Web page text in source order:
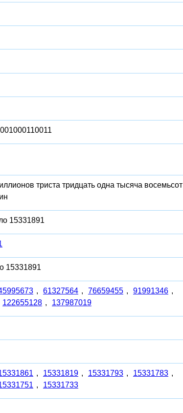
триста тридцать одна тысяча восемьсот
15331891
15331891
, 61327564 , 76659455 , 91991346 ,
122655128 , 137987019
, 15331819 , 15331793 , 15331783 ,
, 15331733